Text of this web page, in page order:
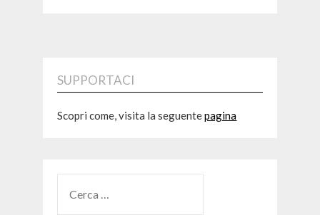
SUPPORTACI
Scopri come, visita la seguentepagina
PER: